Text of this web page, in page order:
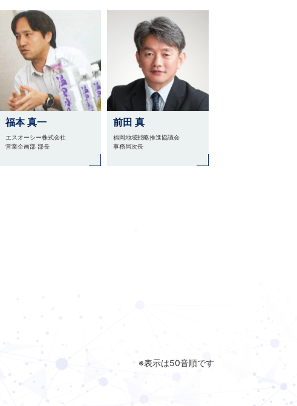
福本 真一
エスオーシー株式会社
営業企画部 部長
前田 真
福岡地域戦略推進協議会
事務局次長
※表示は50音順です